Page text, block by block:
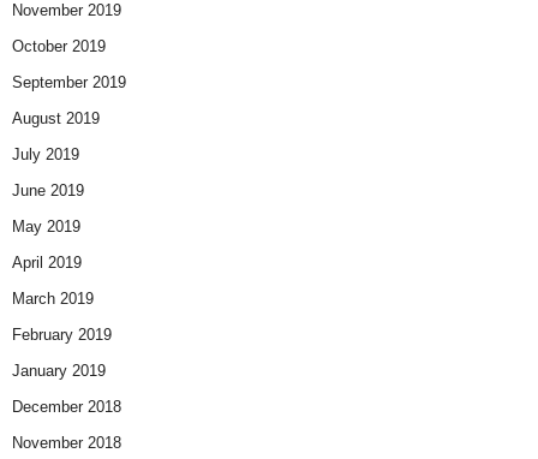
November 2019
October 2019
September 2019
August 2019
July 2019
June 2019
May 2019
April 2019
March 2019
February 2019
January 2019
December 2018
November 2018